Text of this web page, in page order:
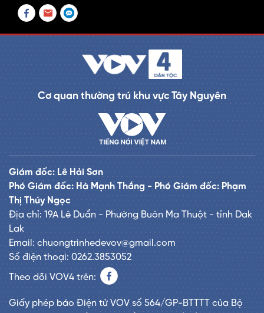
Cơ quan thường trú khu vực Tây Nguyên
Giám đốc: Lê Hải Sơn
Phó Giám đốc: Hà Mạnh Thắng - Phó Giám đốc: Phạm
Thị Thúy Ngọc
Địa chỉ: 19A Lê Duẩn - Phường Buôn Ma Thuột - tỉnh Dak
Lak
Email: chuongtrinhedevov@gmail.com
Số điện thoại: 0262.3853052
Theo dõi VOV4 trên:
Giấy phép báo Điện tử VOV số 564/GP-BTTTT của Bộ